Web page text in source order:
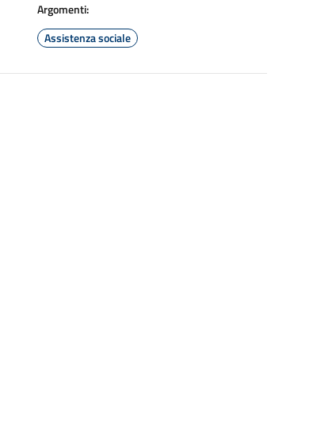
Argomenti:
Assistenza sociale